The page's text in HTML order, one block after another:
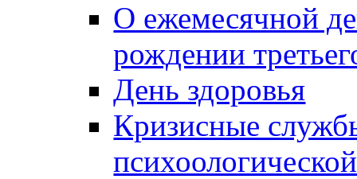
О ежемесячной
рождении
День здоровья
Кризисные